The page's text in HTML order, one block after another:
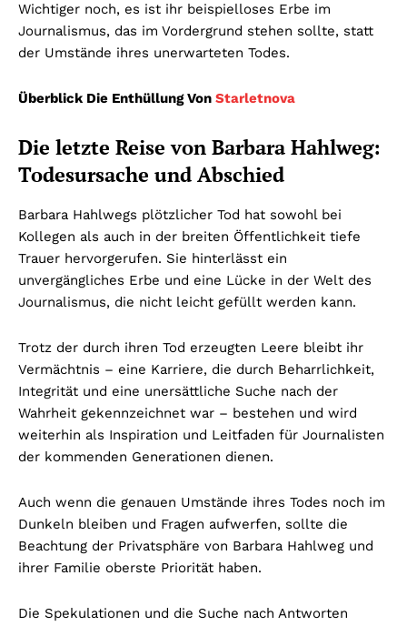
Wichtiger noch, es ist ihr beispielloses Erbe im
Journalismus, das im Vordergrund stehen sollte, statt
der Umstände ihres unerwarteten Todes.
Überblick Die Enthüllung Von Starletnova
Die letzte Reise von Barbara Hahlweg:
Todesursache und Abschied
Barbara Hahlwegs plötzlicher Tod hat sowohl bei
Kollegen als auch in der breiten Öffentlichkeit tiefe
Trauer hervorgerufen. Sie hinterlässt ein
unvergängliches Erbe und eine Lücke in der Welt des
Journalismus, die nicht leicht gefüllt werden kann.
Trotz der durch ihren Tod erzeugten Leere bleibt ihr
Vermächtnis – eine Karriere, die durch Beharrlichkeit,
Integrität und eine unersättliche Suche nach der
Wahrheit gekennzeichnet war – bestehen und wird
weiterhin als Inspiration und Leitfaden für Journalisten
der kommenden Generationen dienen.
Auch wenn die genauen Umstände ihres Todes noch im
Dunkeln bleiben und Fragen aufwerfen, sollte die
Beachtung der Privatsphäre von Barbara Hahlweg und
ihrer Familie oberste Priorität haben.
Die Spekulationen und die Suche nach Antworten